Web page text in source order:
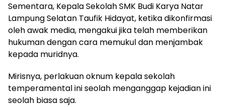
Sementara, Kepala Sekolah SMK Budi Karya Natar
Lampung Selatan Taufik Hidayat, ketika dikonfirmasi
oleh awak media, mengakui jika telah memberikan
hukuman dengan cara memukul dan menjambak
kepada muridnya.
Mirisnya, perlakuan oknum kepala sekolah
temperamental ini seolah menganggap kejadian ini
seolah biasa saja.